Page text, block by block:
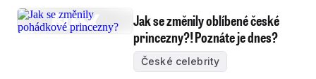
Jak se změnily oblíbené české
princezny?! Poznáte je dnes?
České celebrity